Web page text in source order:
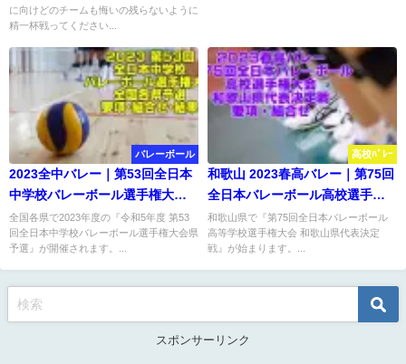
に向けどのチームも悔いの残らないように
精一杯戦ってください...
バレーボール
2023全中バレー｜第53回全日本
中学校バレーボール選手権大会
各県予選 要項･組合せ･結果
全国各県で2023年度の『令和5年度 第53
回全日本中学校バレーボール選手権大会県
予選』が開催されます。...
高校ﾊﾞﾚｰ
和歌山 2023春高バレー｜第75回
全日本バレーボール高校選手権
各県代表決定戦 要項・組合せ
和歌山県で『第75回全日本バレーボール
高等学校選手権大会 和歌山県代表決定
戦』が始まります。...
スポンサーリンク